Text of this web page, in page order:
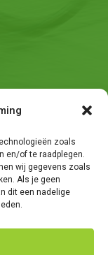
zoals
en/of te raadplegen.
wij gegevens zoals
Als je geen
dit een nadelige